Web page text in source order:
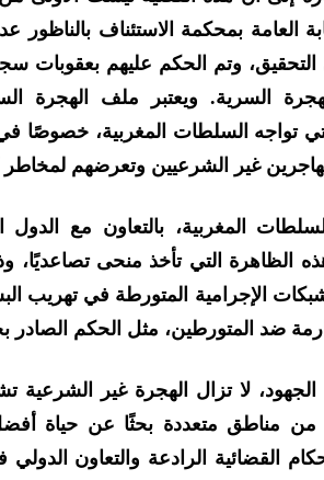
العامة بمحكمة الاستئناف
وتم الحكم عليهم بعقوبات سجن
السرية. ويعتبر ملف الهجرة
تواجه السلطات المغربية،
غير الشرعيين وتعرضهم لمخاطر
المغربية، بالتعاون مع الدول
الظاهرة التي تأخذ منحى تصاعديًا،
الإجرامية المتورطة في تهريب
ضد المتورطين، مثل الحكم
لا تزال الهجرة غير الشرعية
من مناطق متعددة بحثًا عن حياة
القضائية الرادعة والتعاون